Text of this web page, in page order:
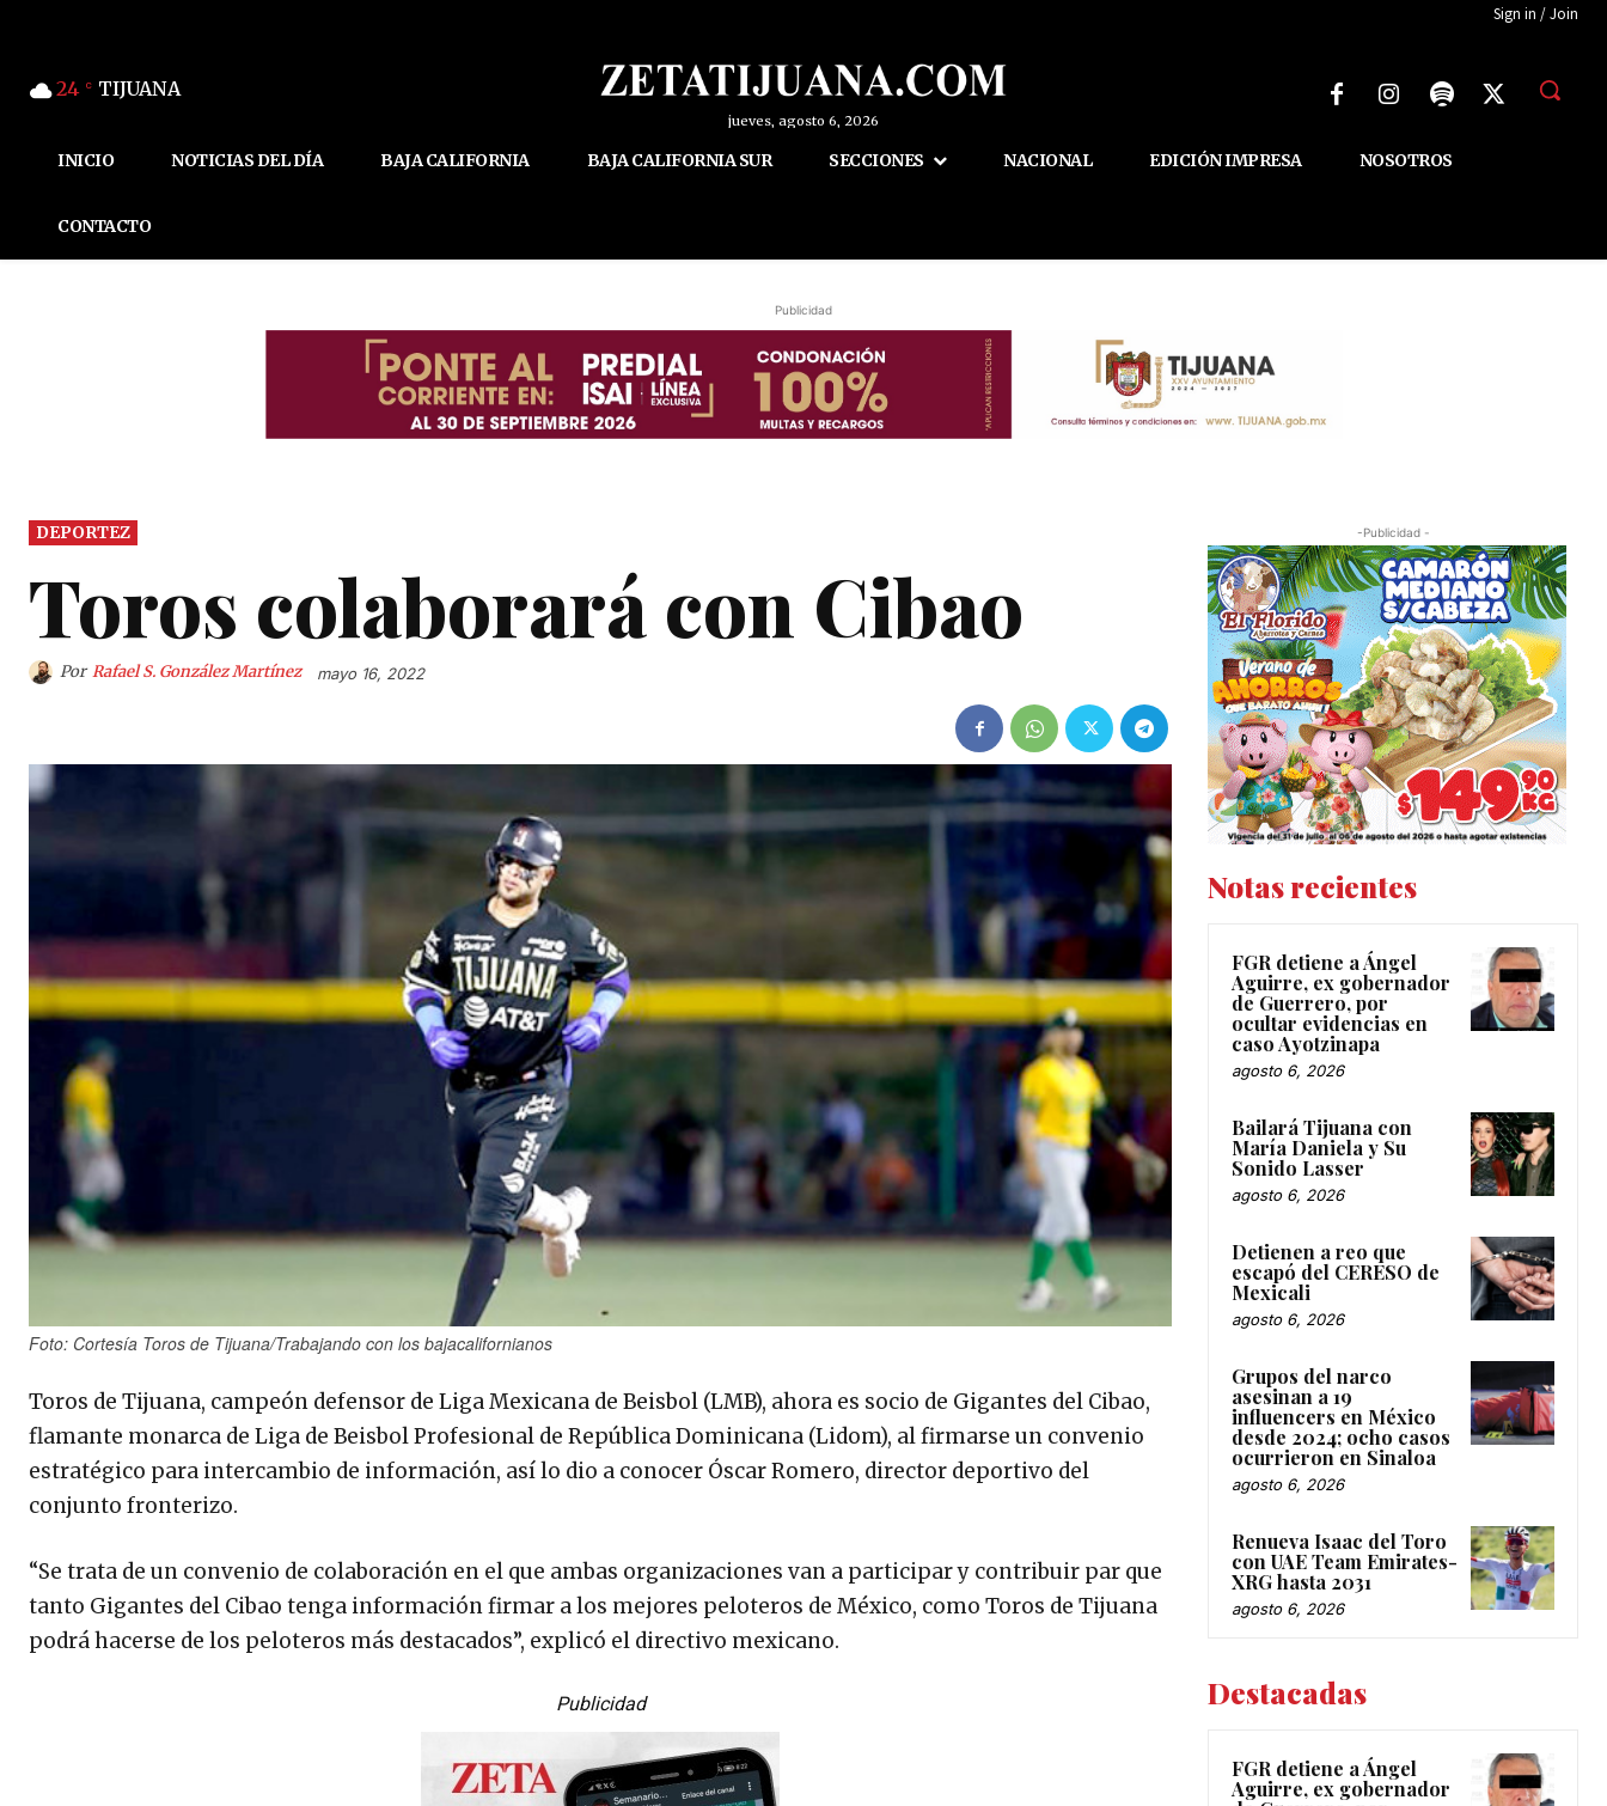
Sign in / Join
24 C TIJUANA
jueves, agosto 6, 2026
INICIO NOTICIAS DEL DÍA BAJA CALIFORNIA BAJA CALIFORNIA SUR SECCIONES NACIONAL EDICIÓN IMPRESA NOSOTROS
CONTACTO
Publicidad
DEPORTEZ
Toros colaborará con Cibao
Por Rafael S. González Martínez mayo 16, 2022
Foto: Cortesía Toros de Tijuana/Trabajando con los bajacalifornianos
Toros de Tijuana, campeón defensor de Liga Mexicana de Beisbol (LMB), ahora es socio de Gigantes del Cibao,
flamante monarca de Liga de Beisbol Profesional de República Dominicana (Lidom), al firmarse un convenio
estratégico para intercambio de información, así lo dio a conocer Óscar Romero, director deportivo del
conjunto fronterizo.
“Se trata de un convenio de colaboración en el que ambas organizaciones van a participar y contribuir par que
tanto Gigantes del Cibao tenga información firmar a los mejores peloteros de México, como Toros de Tijuana
podrá hacerse de los peloteros más destacados”, explicó el directivo mexicano.
Publicidad
-Publicidad -
Notas recientes
FGR detiene a Ángel
Aguirre, ex gobernador
de Guerrero, por
ocultar evidencias en
caso Ayotzinapa
agosto 6, 2026
Bailará Tijuana con
María Daniela y Su
Sonido Lasser
agosto 6, 2026
Detienen a reo que
escapó del CERESO de
Mexicali
agosto 6, 2026
Grupos del narco
asesinan a 19
influencers en México
desde 2024; ocho casos
ocurrieron en Sinaloa
agosto 6, 2026
Renueva Isaac del Toro
con UAE Team Emirates-
XRG hasta 2031
agosto 6, 2026
Destacadas
FGR detiene a Ángel
Aguirre, ex gobernador